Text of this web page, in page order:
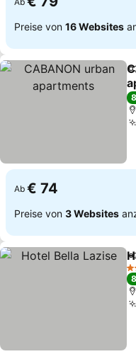
Preise von 16 Websites
Ab € 74
Preise von 3 Websites
4